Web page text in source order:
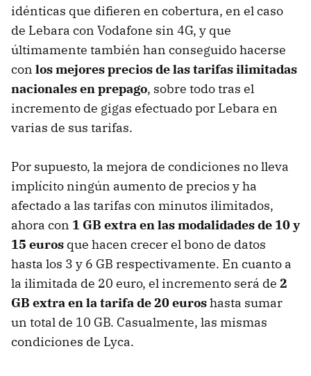
idénticas que difieren en cobertura, en el caso
de Lebara con Vodafone sin 4G, y que
últimamente también han conseguido hacerse
con los mejores precios de las tarifas ilimitadas
nacionales en prepago, sobre todo tras el
incremento de gigas efectuado por Lebara en
varias de sus tarifas.
Por supuesto, la mejora de condiciones no lleva
implícito ningún aumento de precios y ha
afectado a las tarifas con minutos ilimitados,
ahora con 1 GB extra en las modalidades de 10 y
15 euros que hacen crecer el bono de datos
hasta los 3 y 6 GB respectivamente. En cuanto a
la ilimitada de 20 euro, el incremento será de 2
GB extra en la tarifa de 20 euroshasta sumar
un total de 10 GB. Casualmente, las mismas
condiciones de Lyca.